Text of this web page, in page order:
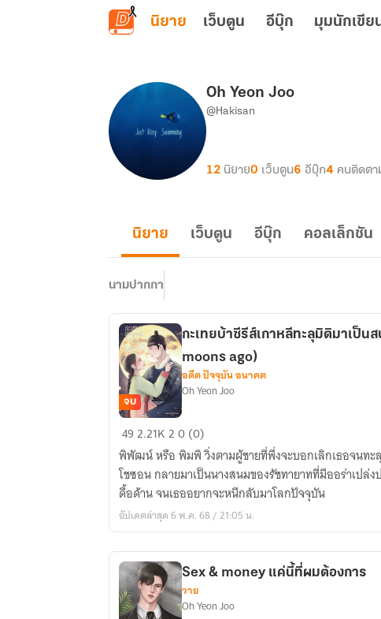
ข้ามไปยังเนื้อหาหลัก
นิยาย เว็บตูน อีบุ๊ก มุมนักเขีย
Oh Yeon Joo
@Hakisan
12 นิยาย0 เว็บตูน6 อีบุ๊ก4 คนติดตา
นิยาย เว็บตูน อีบุ๊ก คอลเล็กชัน
นามปากกา
กะเทย
บ้า
ซี
รีส์
เกาหลี
ทะลุ
มา
เป็น
สนมเอก
จบ
กะเทยบ้าซีรีส์เกาหลีทะลุมิติมาเป็น
moons ago)
อดีต ปัจจุบัน อนาคต
Oh Yeon Joo
492.21K20 (0)
พิพัฒน์ หรือ พิมพิ วิ่งตามผู้ชายที่พึ่งจะบอกเลิกเธอจนทะ
โชซอน กลายมาเป็นนางสนมของรัชทายาทที่มีออร่าเปล่
ดื้อด้าน จนเธออยากจะหนีกลับมาโลกปัจจุบัน
อัปเดตล่าสุด 6 พ.ค. 68 / 21:05 น.
Sex & money แค่นี้ที่ผมต้องการ
วาย
Oh Yeon Joo